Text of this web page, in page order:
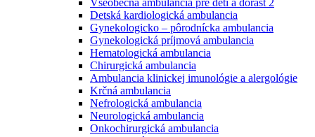
Všeobecná ambulancia pre deti a dorast 2
Detská kardiologická ambulancia
Gynekologicko – pôrodnícka ambulancia
Gynekologická príjmová ambulancia
Hematologická ambulancia
Chirurgická ambulancia
Ambulancia klinickej imunológie a alergológie
Krčná ambulancia
Nefrologická ambulancia
Neurologická ambulancia
Onkochirurgická ambulancia